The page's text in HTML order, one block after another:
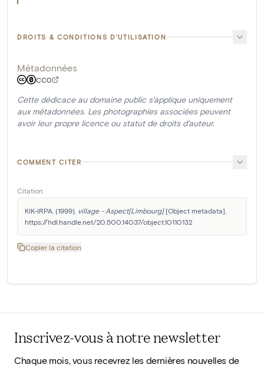
DROITS & CONDITIONS D'UTILISATION
Métadonnées
CC0
Cette dédicace au domaine public s'applique uniquement
aux métadonnées. Les photographies associées peuvent
avoir leur propre licence ou statut de droits d'auteur.
COMMENT CITER
Citation
KIK-IRPA. (1999). village - Aspect[Limbourg] [Object metadata].
https://hdl.handle.net/20.500.14037/object.10110132
Copier la citation
Inscrivez-vous à notre newsletter
Chaque mois, vous recevrez les dernières nouvelles de